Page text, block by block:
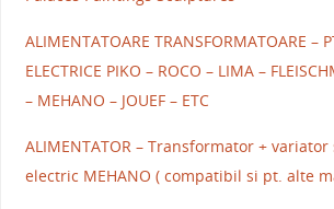
ALIMENTATOARE TRANSFORMATOARE –
ELECTRICE PIKO – ROCO – LIMA –
– MEHANO – JOUEF – ETC
ALIMENTATOR – Transformator +
electric MEHANO ( compatibil si pt. alte